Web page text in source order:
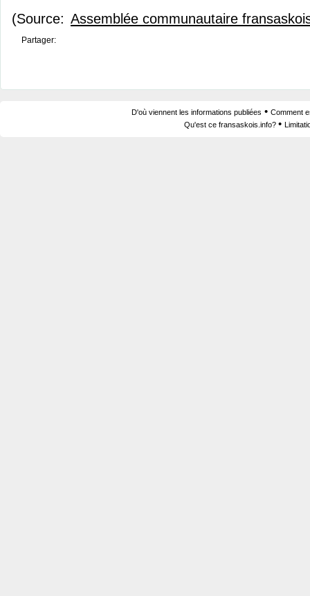
(Source: Assemblée communautaire
Partager:
D'où viennent les informations publiées • Comment
Qu'est ce fransaskois.info? •